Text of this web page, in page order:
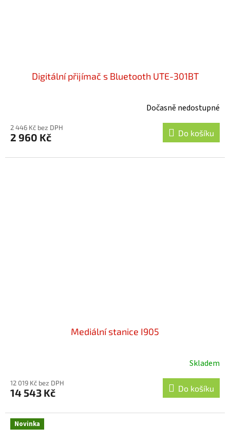
Digitální přijímač s Bluetooth UTE-301BT
Dočasně nedostupné
2 446 Kč bez DPH
2 960 Kč Do košíku
Mediální stanice I905
Skladem
12 019 Kč bez DPH
14 543 Kč Do košíku
Novinka